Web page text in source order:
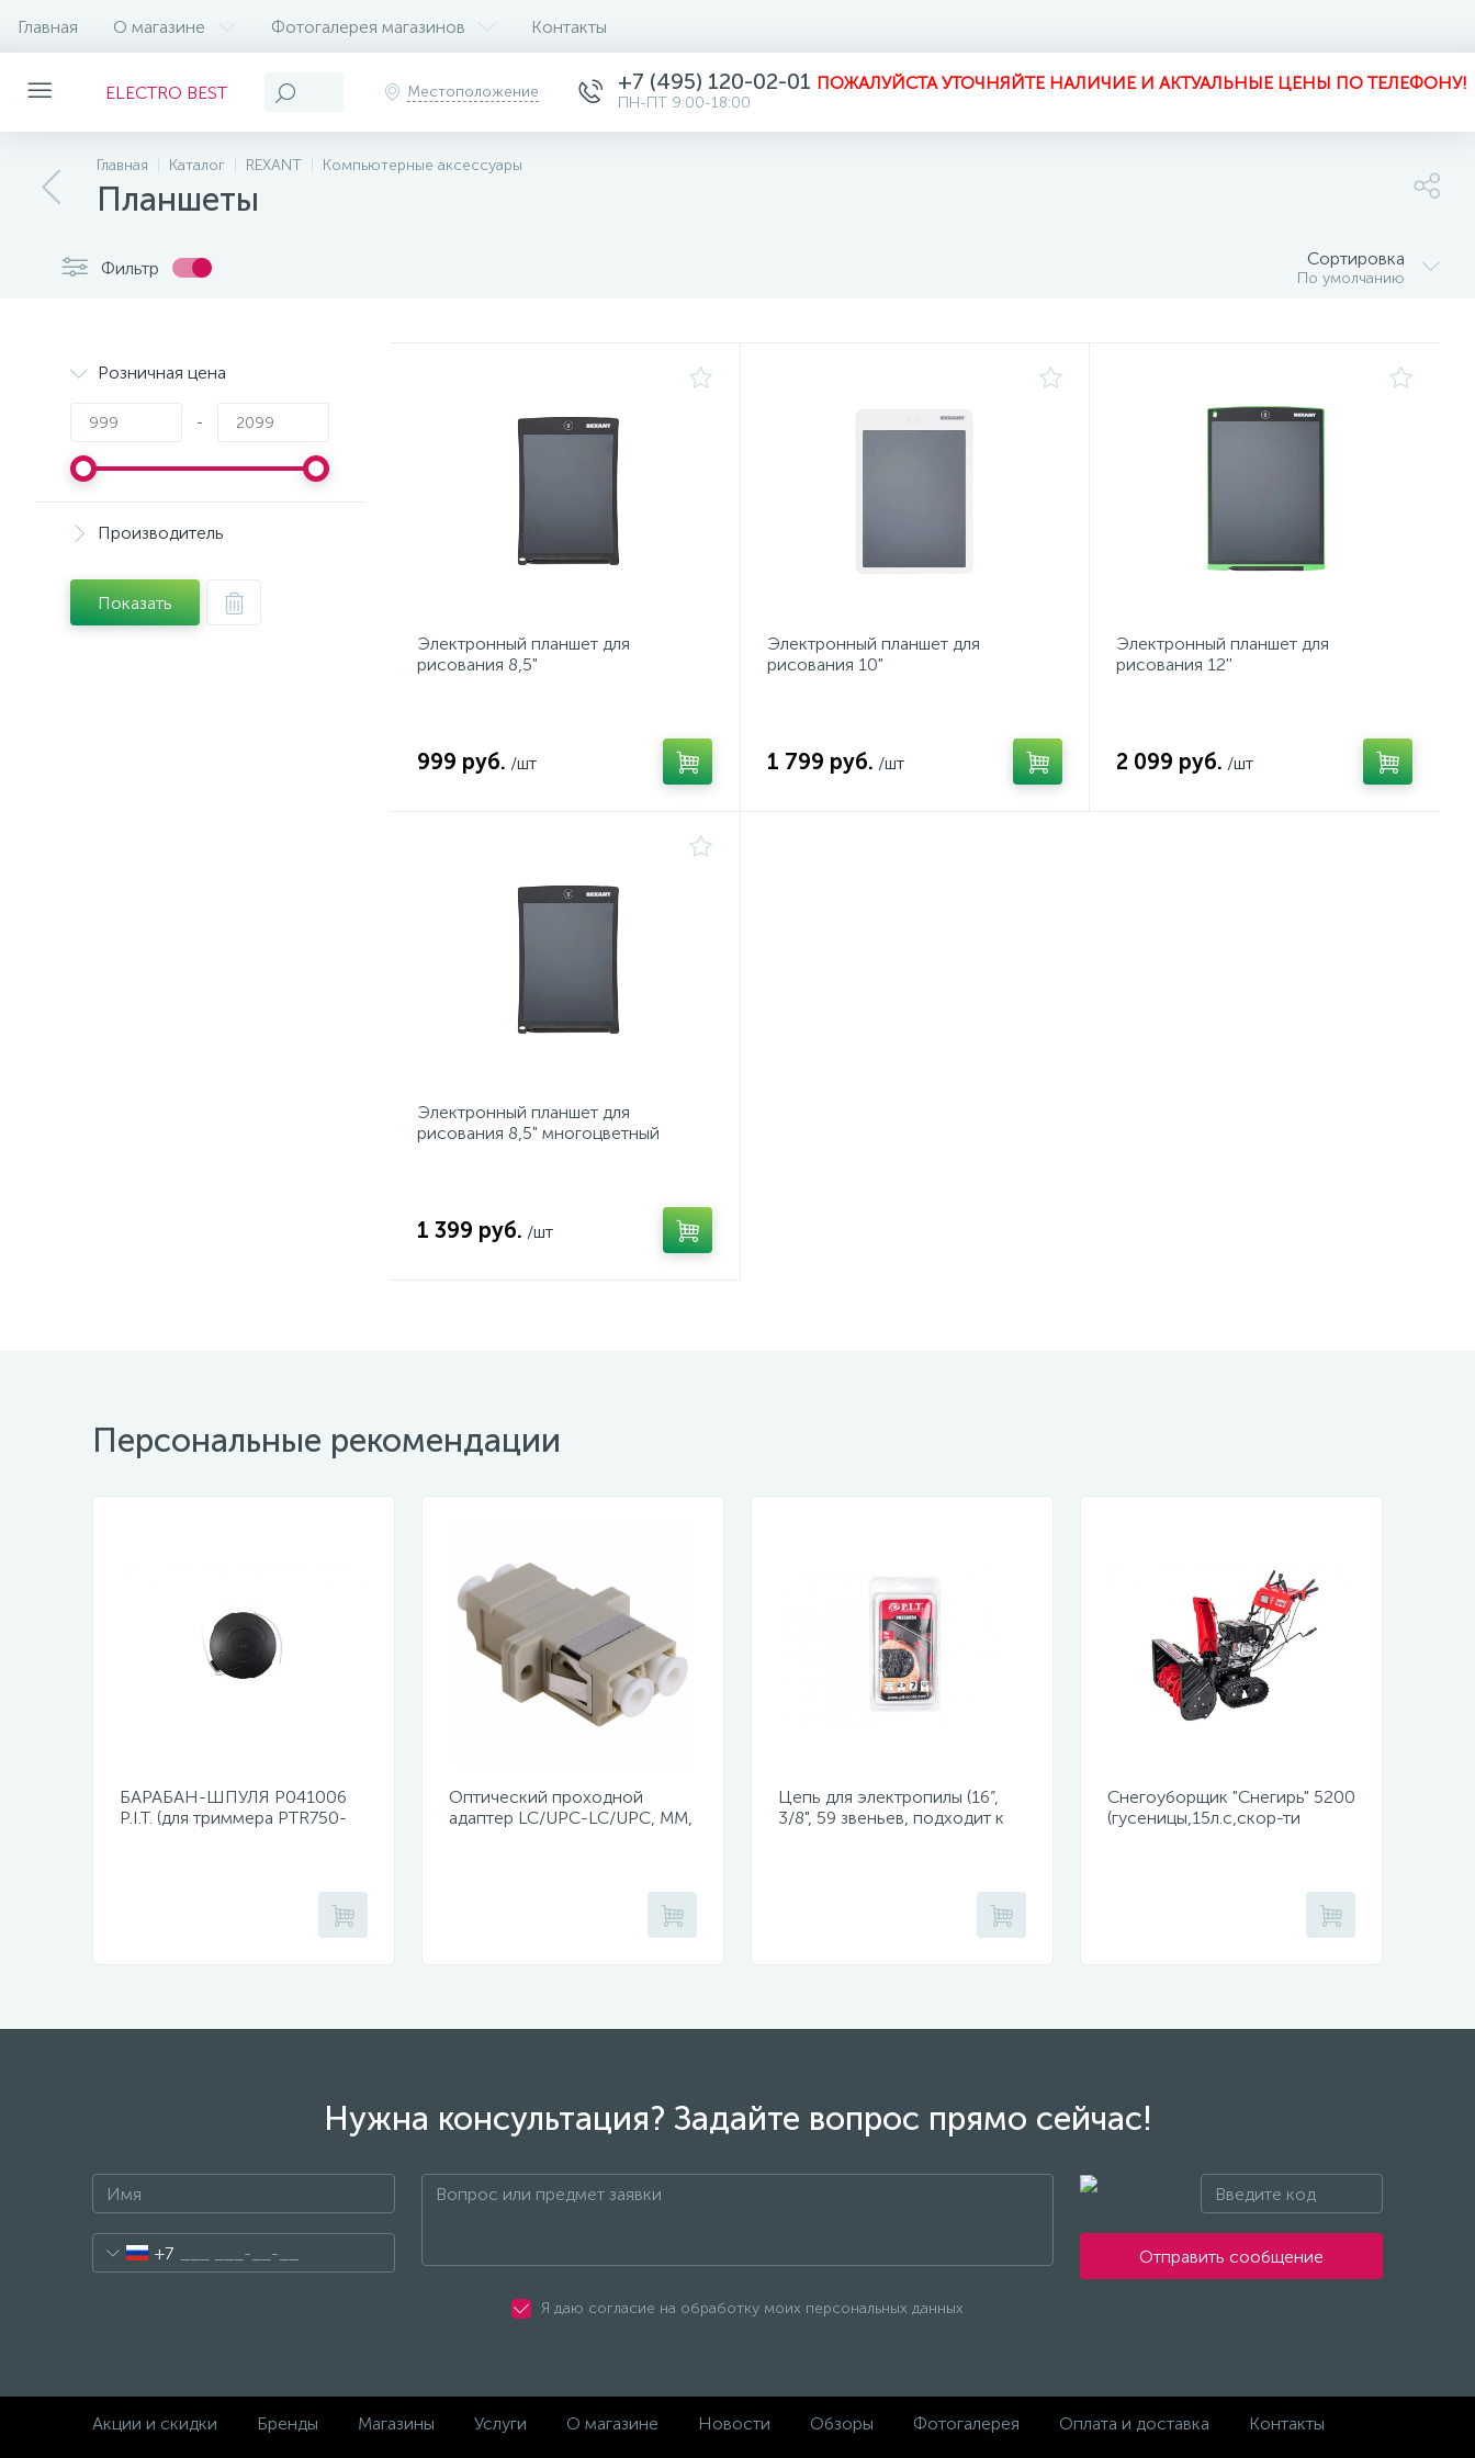
Главная О магазине Фотогалерея магазинов Контакты
ELECTRO BEST Местоположение +7 (495) 120-02-01 ПОЖАЛУЙСТА УТОЧНЯЙТЕ НАЛИЧИЕ И АКТУАЛЬНЫЕ ЦЕНЫ ПО ТЕЛЕФОНУ!
ПН-ПТ 9:00-18:00
Главная Каталог REXANT Компьютерные аксессуары
Планшеты
Фильтр Сортировка
По умолчанию
Розничная цена
-
Производитель
Показать
Электронный планшет для
рисования 8,5"
999 руб. /шт
Электронный планшет для
рисования 10"
1 799 руб. /шт
Электронный планшет для
рисования 12''
2 099 руб. /шт
Электронный планшет для
рисования 8,5" многоцветный
1 399 руб. /шт
Персональные рекомендации
БАРАБАН-ШПУЛЯ Р041006
P.I.T. (для триммера PTR750-
Оптический проходной
адаптер LC/UPC-LC/UPC, MM,
Цепь для электропилы (16”,
3/8", 59 звеньев, подходит к
Снегоуборщик "Снегирь" 5200
(гусеницы,15л.с,скор-ти
Нужна консультация? Задайте вопрос прямо сейчас!
+7 Отправить сообщение
Я даю согласие на обработку моих персональных данных
Акции и скидки Бренды Магазины Услуги О магазине Новости Обзоры Фотогалерея Оплата и доставка Контакты